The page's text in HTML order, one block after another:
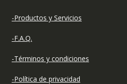
-Productos y Servicios
-F.A.Q.
-Términos y condiciones
-Política de privacidad